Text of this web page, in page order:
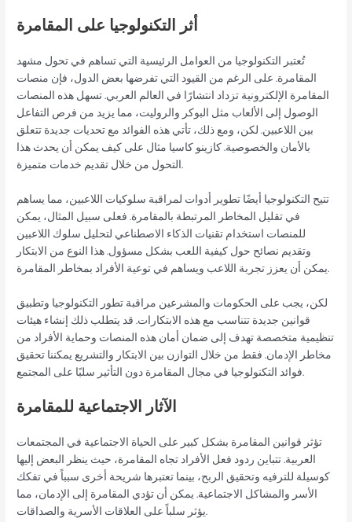
أثر التكنولوجيا على المقامرة
تُعتبر التكنولوجيا من العوامل الرئيسية التي تساهم في تحول مشهد
المقامرة. على الرغم من القيود التي تفرضها بعض الدول، فإن منصات
المقامرة الإلكترونية تزداد انتشارًا في العالم العربي. تسهل هذه المنصات
الوصول إلى الألعاب مثل البوكر والروليت، مما يزيد من فرص التفاعل
بين اللاعبين. لكن، ومع ذلك، تأتي هذه الفوائد مع تحديات جديدة تتعلق
بالأمان والخصوصية. كازينو كاسيا مثال على كيف يمكن أن يحدث هذا
التحول من خلال تقديم خدمات متميزة.
تتيح التكنولوجيا أيضًا تطوير أدوات لمراقبة سلوكيات اللاعبين، مما يساهم
في تقليل المخاطر المرتبطة بالمقامرة. فعلى سبيل المثال، يمكن
للمنصات استخدام تقنيات الذكاء الاصطناعي لتحليل سلوك اللاعبين
وتقديم نصائح حول كيفية اللعب بشكل مسؤول. هذا النوع من الابتكار
يمكن أن يعزز تجربة اللاعب ويساهم في توعية الأفراد بمخاطر المقامرة.
لكن، يجب على الحكومات والمشرعين مراقبة تطور التكنولوجيا وتطبيق
قوانين جديدة تتناسب مع هذه الابتكارات. قد يتطلب ذلك إنشاء هيئات
تنظيمية متخصصة تهدف إلى ضمان أمان هذه المنصات وحماية الأفراد من
مخاطر الإدمان. فقط من خلال التوازن بين الابتكار والتشريع يمكننا تحقيق
فوائد التكنولوجيا في مجال المقامرة دون التأثير سلبًا على المجتمع.
الآثار الاجتماعية للمقامرة
تؤثر قوانين المقامرة بشكل كبير على الحياة الاجتماعية في المجتمعات
العربية. تتباين ردود فعل الأفراد تجاه المقامرة، حيث ينظر البعض إليها
كوسيلة للترفيه وتحقيق الربح، بينما تعتبرها شريحة أخرى سبباً في تفكك
الأسر والمشاكل الاجتماعية. يمكن أن تؤدي المقامرة إلى الإدمان، مما
يؤثر سلباً على العلاقات الأسرية والصداقات.